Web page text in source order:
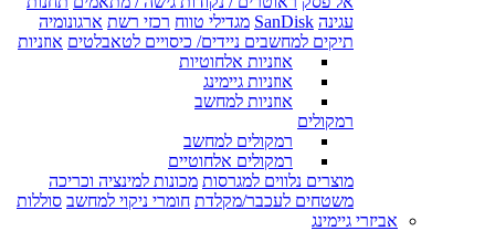
עגינה SanDisk מגדילי טווח רכזי רשת ארגונומיה
תיקים למחשבים ניידים/ כיסויים לטאבלטים אוזניות
אוזניות אלחוטיות
אוזניות גיימינג
אוזניות למחשב
רמקולים
רמקולים למחשב
רמקולים אלחוטיים
מוצרים נלווים למגרסות מכונות למינציה וכריכה
משטחים לעכבר/מקלדת חומרי ניקוי למחשב סוללות
אביזרי גיימינג